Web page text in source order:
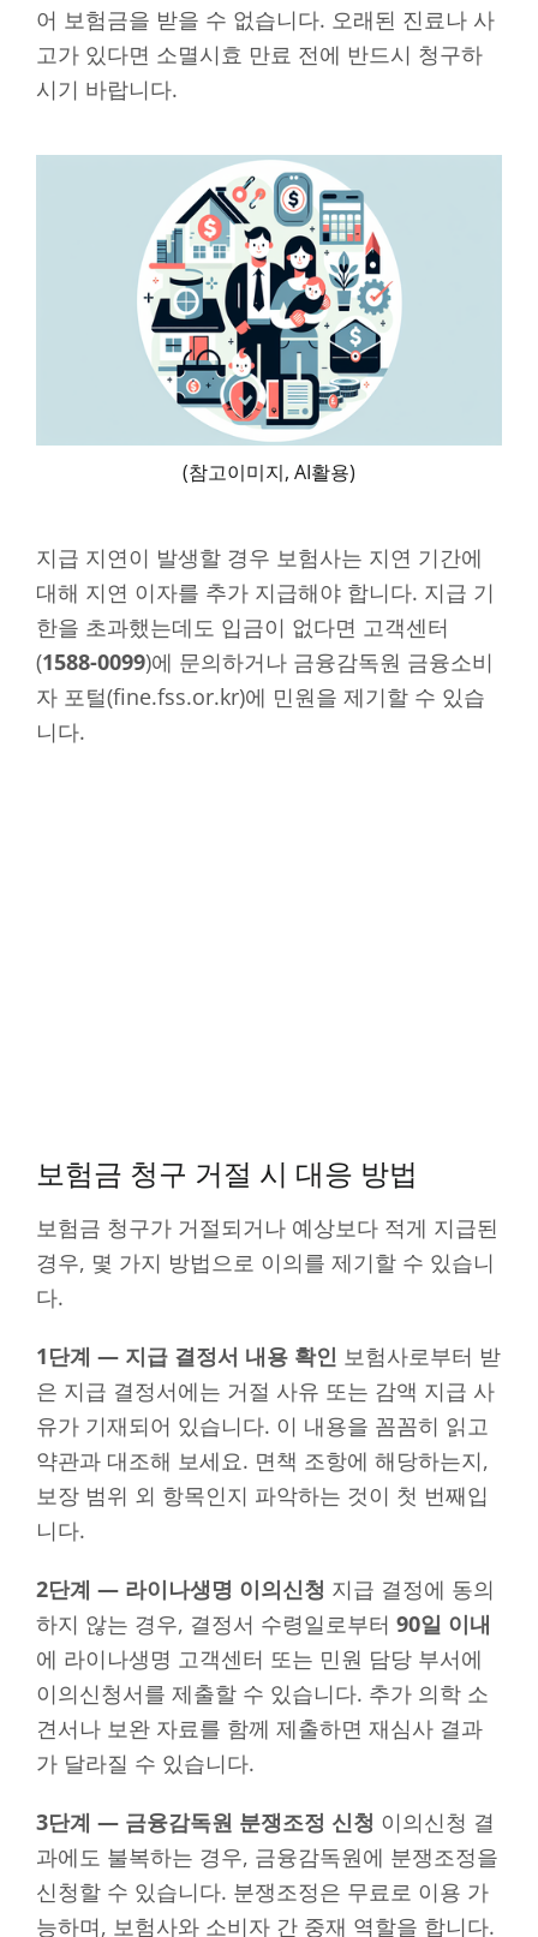
어 보험금을 받을 수 없습니다. 오래된 진료나 사
고가 있다면 소멸시효 만료 전에 반드시 청구하
시기 바랍니다.
(참고이미지, AI활용)
지급 지연이 발생할 경우 보험사는 지연 기간에
대해 지연 이자를 추가 지급해야 합니다. 지급 기
한을 초과했는데도 입금이 없다면 고객센터
(1588-0099)에 문의하거나 금융감독원 금융소비
자 포털(fine.fss.or.kr)에 민원을 제기할 수 있습
니다.
보험금 청구 거절 시 대응 방법
보험금 청구가 거절되거나 예상보다 적게 지급된
경우, 몇 가지 방법으로 이의를 제기할 수 있습니
다.
1단계 — 지급 결정서 내용 확인 보험사로부터 받
은 지급 결정서에는 거절 사유 또는 감액 지급 사
유가 기재되어 있습니다. 이 내용을 꼼꼼히 읽고
약관과 대조해 보세요. 면책 조항에 해당하는지,
보장 범위 외 항목인지 파악하는 것이 첫 번째입
니다.
2단계 — 라이나생명 이의신청 지급 결정에 동의
하지 않는 경우, 결정서 수령일로부터 90일 이내
에 라이나생명 고객센터 또는 민원 담당 부서에
이의신청서를 제출할 수 있습니다. 추가 의학 소
견서나 보완 자료를 함께 제출하면 재심사 결과
가 달라질 수 있습니다.
3단계 — 금융감독원 분쟁조정 신청 이의신청 결
과에도 불복하는 경우, 금융감독원에 분쟁조정을
신청할 수 있습니다. 분쟁조정은 무료로 이용 가
능하며, 보험사와 소비자 간 중재 역할을 합니다.